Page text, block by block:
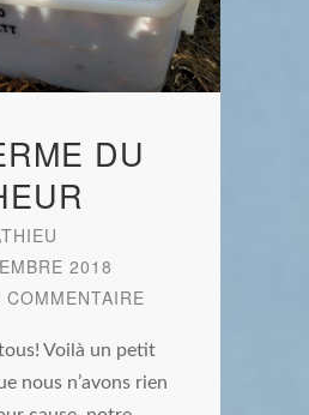
DU
2018
COMMENTAIRE
Voilà un petit
nous n’avons rien